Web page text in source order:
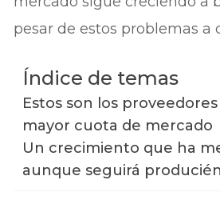
pesar de estos problemas a
Índice de temas
Estos son los
mayor cuota de mercado
Un crecimiento que ha
aunque seguirá